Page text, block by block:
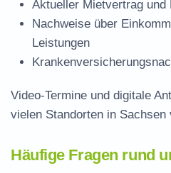
Aktueller Mietvertrag und
Nachweise über
Leistungen
Video-Termine und digitale
vielen Standorten in Sachsen
Häufige Fragen rund